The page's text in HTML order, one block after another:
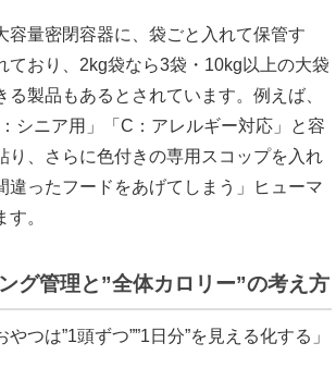
容量密閉容器に、袋ごと入れて保管す
ており、2kg袋なら3袋・10kg以上の大袋
る製品もあるとされています。例えば、
シニア用」「C：アレルギー対応」と容
り、さらに色付きの専用スコップを入れ
違ったフードをあげてしまう」ヒューマ
。
グ管理と”全体カロリー”の考え方
つは”1頭ずつ””1日分”を見える化する」